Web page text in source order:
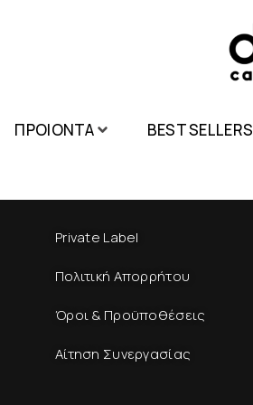
ΠΡΟΙΟΝΤΑ BEST SELLERS
Private Label
Πολιτική Απορρήτου
Όροι & Προϋποθέσεις
Αίτηση Συνεργασίας